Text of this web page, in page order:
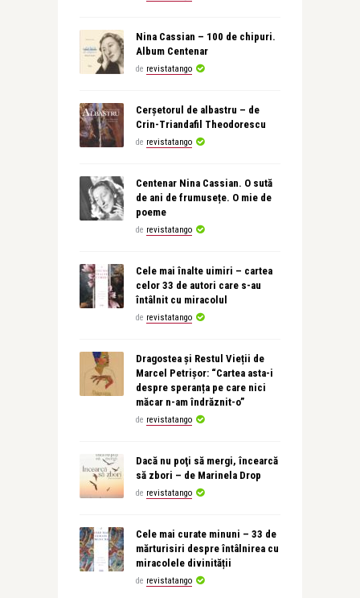
Nina Cassian – 100 de chipuri.
Album Centenar
de revistatango
Cerșetorul de albastru – de
Crin-Triandafil Theodorescu
de revistatango
Centenar Nina Cassian. O sută
de ani de frumusețe. O mie de
poeme
de revistatango
Cele mai înalte uimiri – cartea
celor 33 de autori care s-au
întâlnit cu miracolul
de revistatango
Dragostea și Restul Vieții de
Marcel Petrișor: “Cartea asta-i
despre speranța pe care nici
măcar n-am îndrăznit-o”
de revistatango
Dacă nu poţi să mergi, încearcă
să zbori – de Marinela Drop
de revistatango
Cele mai curate minuni – 33 de
mărturisiri despre întâlnirea cu
miracolele divinității
de revistatango